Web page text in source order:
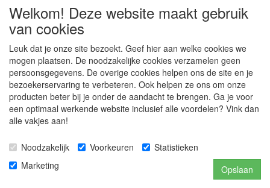
Contact
Hoe te betalen
Downloads
Bedenktijd & Retourneren
Garantie en klachten
Algemene voorwaarden
Privacybeleid
Disclaimer
Waar ben je naar op zoek?
Welkom! Deze website maakt gebruik
van cookies
Leuk dat je onze site bezoekt. Geef hier aan welke cookies we
mogen plaatsen. De noodzakelijke cookies verzamelen geen
persoonsgegevens. De overige cookies helpen ons de site en je
bezoekerservaring te verbeteren. Ook helpen ze ons om onze
producten beter bij je onder de aandacht te brengen. Ga je voor
een optimaal werkende website inclusief alle voordelen? Vink dan
alle vakjes aan!
Noodzakelijk Voorkeuren
Statistieken
Marketing
Opslaan